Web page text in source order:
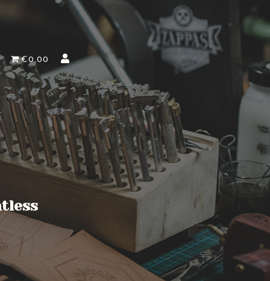
€0.00